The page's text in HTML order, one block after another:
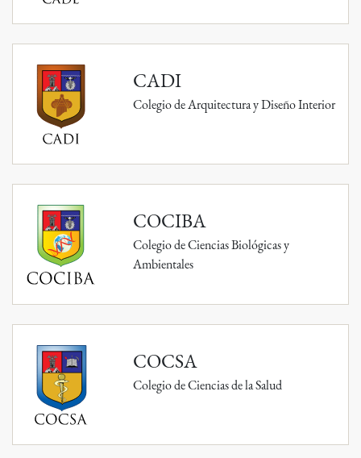
CADI
Colegio de Arquitectura y Diseño Interior
COCIBA
Colegio de Ciencias Biológicas y
Ambientales
COCSA
Colegio de Ciencias de la Salud